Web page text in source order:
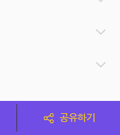
공유하기